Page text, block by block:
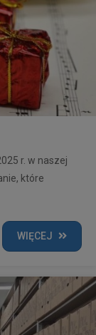
r. w naszej
które
WIĘCEJ